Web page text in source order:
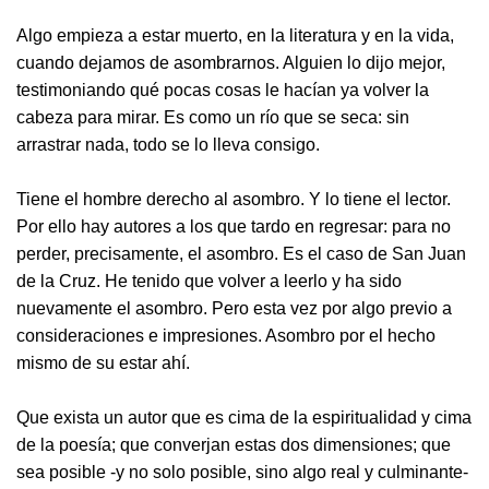
Algo empieza a estar muerto, en la literatura y en la vida,
cuando dejamos de asombrarnos. Alguien lo dijo mejor,
testimoniando qué pocas cosas le hacían ya volver la
cabeza para mirar. Es como un río que se seca: sin
arrastrar nada, todo se lo lleva consigo.
Tiene el hombre derecho al asombro. Y lo tiene el lector.
Por ello hay autores a los que tardo en regresar: para no
perder, precisamente, el asombro. Es el caso de San Juan
de la Cruz. He tenido que volver a leerlo y ha sido
nuevamente el asombro. Pero esta vez por algo previo a
consideraciones e impresiones. Asombro por el hecho
mismo de su estar ahí.
Que exista un autor que es cima de la espiritualidad y cima
de la poesía; que converjan estas dos dimensiones; que
sea posible -y no solo posible, sino algo real y culminante-